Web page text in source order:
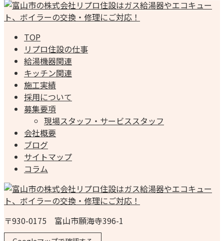
TOP
リプロ住設の仕事
給湯機器関連
キッチン関連
施工実績
採用について
募集要項
現場スタッフ・サービススタッフ
会社概要
ブログ
サイトマップ
コラム
〒930-0175 富山市願海寺396-1